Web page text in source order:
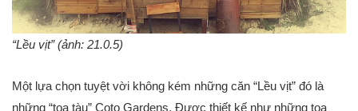
“Lều vịt” (ảnh: 21.0.5)
Một lựa chọn tuyệt vời không kém những căn “Lều vịt” đó là
những “toa tàu” Coto Gardens. Được thiết kế như những toa